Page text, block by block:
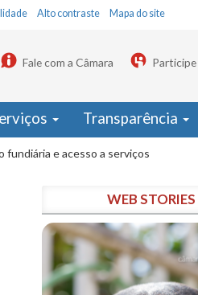
Alto contraste Mapa do site
Fale com a Câmara Participe
Transparência
fundiária e acesso a serviços
WEB STORIES